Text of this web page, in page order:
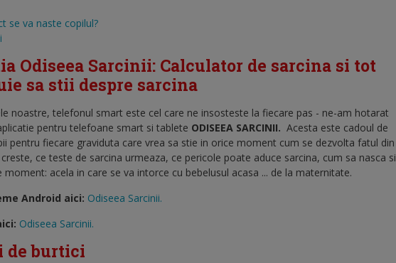
se va naste copilul?
Odiseea Sarcinii: Calculator de sarcina si tot
sa stii despre sarcina
noastre, telefonul smart este cel care ne insosteste la fiecare pas - ne-am hotarat
pentru telefoane smart si tablete ODISEEA SARCINII. Acesta este cadoul de
pentru fiecare graviduta care vrea sa stie in orice moment cum se dezvolta fatul din
ce teste de sarcina urmeaza, ce pericole poate aduce sarcina, cum sa nasca si
acela in care se va intorce cu bebelusul acasa ... de la maternitate.
Android aici: Odiseea Sarcinii.
Odiseea Sarcinii.
de burtici